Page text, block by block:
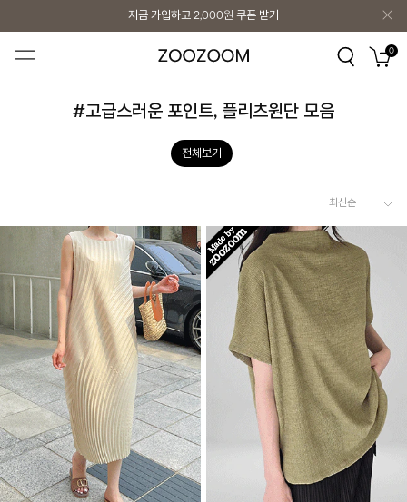
지금 가입하고 2,000원 쿠폰 받기
지금 가입하고 2,000원 쿠폰 받기 0
#고급스러운 포인트, 플리츠원단 모음
전체보기